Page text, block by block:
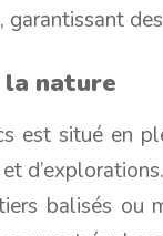
garantissant
nature
est situé en
balisés ou